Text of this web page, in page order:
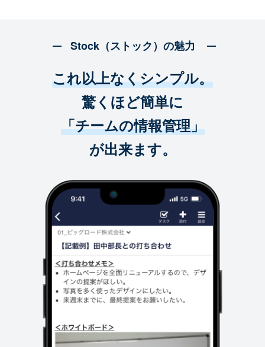
Stock（ストック）の魅力
これ以上なくシンプル。
驚くほど簡単に
「チームの情報管理」
が出来ます。